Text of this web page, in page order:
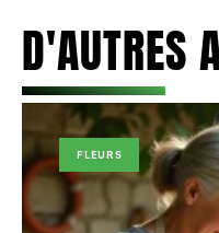
D'AUTRES
FLEURS